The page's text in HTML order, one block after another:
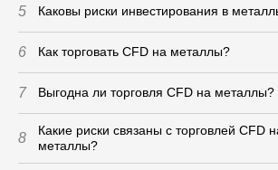
5 Каковы риски инвестирования в
6 Как торговать CFD на металлы?
7 Выгодна ли торговля CFD на металлы?
8
Какие риски связаны с торговлей CFD
металлы?